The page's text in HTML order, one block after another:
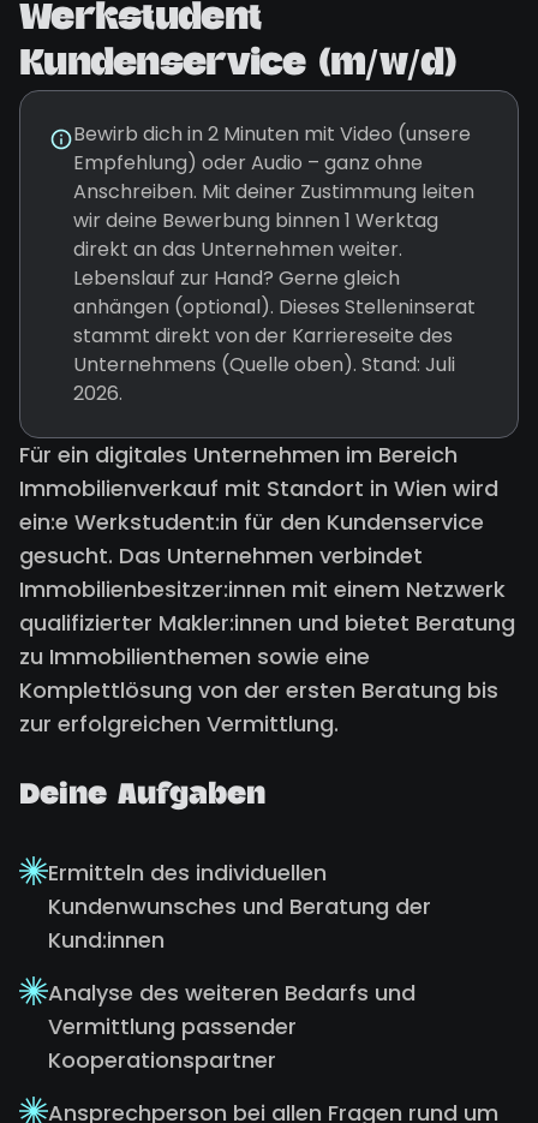
Werkstudent
Kundenservice (m/w/d)
Bewirb dich in 2 Minuten mit Video (unsere
Empfehlung) oder Audio – ganz ohne
Anschreiben. Mit deiner Zustimmung leiten
wir deine Bewerbung binnen 1 Werktag
direkt an das Unternehmen weiter.
Lebenslauf zur Hand? Gerne gleich
anhängen (optional). Dieses Stelleninserat
stammt direkt von der Karriereseite des
Unternehmens (Quelle oben). Stand: Juli
2026.
Für ein digitales Unternehmen im Bereich
Immobilienverkauf mit Standort in Wien wird
ein:e Werkstudent:in für den Kundenservice
gesucht. Das Unternehmen verbindet
Immobilienbesitzer:innen mit einem Netzwerk
qualifizierter Makler:innen und bietet Beratung
zu Immobilienthemen sowie eine
Komplettlösung von der ersten Beratung bis
zur erfolgreichen Vermittlung.
Deine Aufgaben
Ermitteln des individuellen
Kundenwunsches und Beratung der
Kund:innen
Analyse des weiteren Bedarfs und
Vermittlung passender
Kooperationspartner
Ansprechperson bei allen Fragen rund um